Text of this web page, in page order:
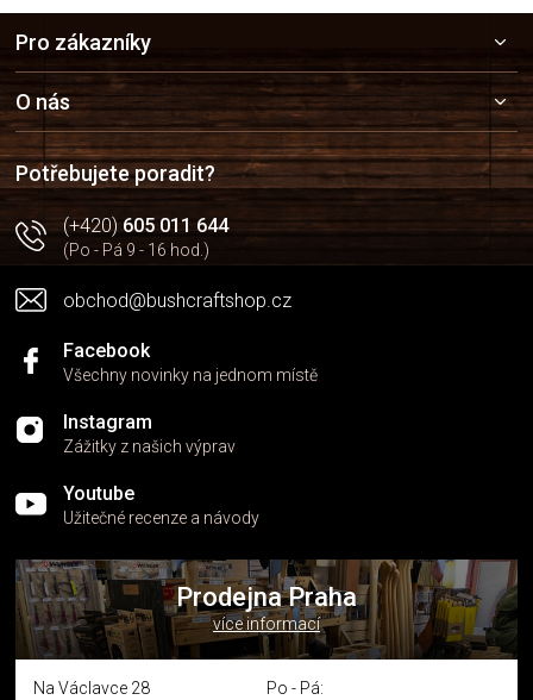
a
t
í
Pro zákazníky
O nás
Potřebujete poradit?
(+420)605 011 644
(Po - Pá 9 - 16 hod.)
obchod@bushcraftshop.cz
Facebook
Všechny novinky na jednom místě
Instagram
Zážitky z našich výprav
Youtube
Užitečné recenze a návody
Prodejna Praha
více informací
Na Václavce 28
Po - Pá: